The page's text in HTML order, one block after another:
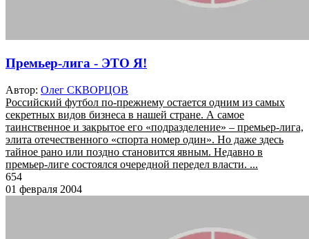
Премьер-лига - ЭТО Я!
Автор: Олег СКВОРЦОВ
Российский футбол по-прежнему остается одним из самых
секретных видов бизнеса в нашей стране. А самое
таинственное и закрытое его «подразделение» – премьер-лига,
элита отечественного «спорта номер один». Но даже здесь
тайное рано или поздно становится явным. Недавно в
премьер-лиге состоялся очередной передел власти. ...
654
01 февраля 2004